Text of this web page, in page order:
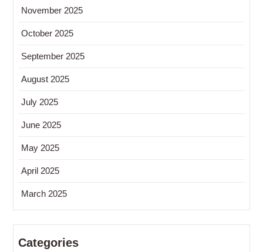
November 2025
October 2025
September 2025
August 2025
July 2025
June 2025
May 2025
April 2025
March 2025
Categories